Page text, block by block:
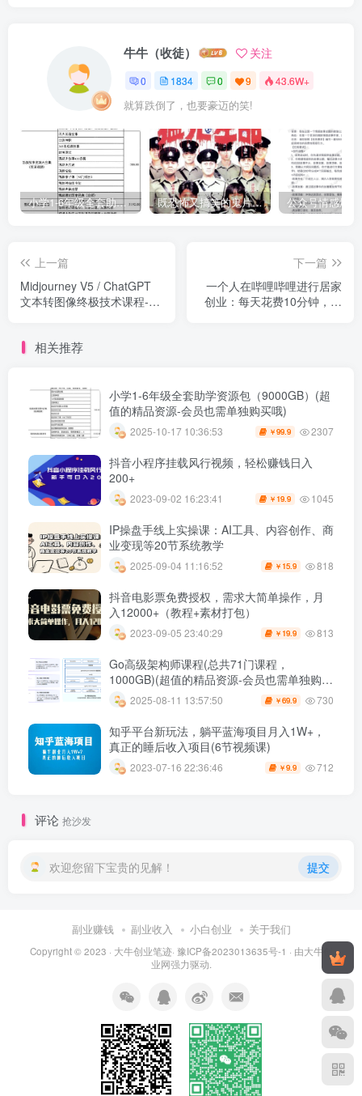
牛牛（收徒） 关注
0 1834 0 9 43.6W+
就算跌倒了，也要豪迈的笑!
小学1-6年级全套助学资源包（9000GB）(超值的精品资源-会员也需单独购买哦) 既恐怖又搞笑的鬼片（10部猛鬼恐怖片都是喜剧片）
上一篇
Midjourney V5 / ChatGPT
文本转图像终极技术课程-47
下一篇
一个人在哔哩哔哩进行居家
创业：每天花费10分钟，单
相关推荐
小学1-6年级全套助学资源包（9000GB）(超
值的精品资源-会员也需单独购买哦)
2025-10-17 10:36:53 ￥99.9 2307
抖音小程序挂载风行视频，轻松赚钱日入
200+
2023-09-02 16:23:41 ￥ 19.9 1045
IP操盘手线上实操课：AI工具、内容创作、商
业变现等20节系统教学
2025-09-04 11:16:52 ￥ 15.9 818
抖音电影票免费授权，需求大简单操作，月
入12000+（教程+素材打包）
2023-09-05 23:40:29 ￥ 19.9 813
Go高级架构师课程(总共71门课程，
1000GB)(超值的精品资源-会员也需单独购买
哦)
2025-08-11 13:57:50 ￥69.9 730
知乎平台新玩法，躺平蓝海项目月入1W+，
真正的睡后收入项目(6节视频课)
2023-07-16 22:36:46 ￥9.9 712
评论 抢沙发
欢迎您留下宝贵的见解！ 提交
副业赚钱 副业收入 小白创业 关于我们
Copyright © 2023 · 大牛创业笔迹· 豫ICP备2023013635号-1 · 由大牛创
业网强力驱动.